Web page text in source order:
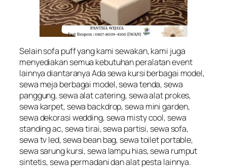
Selain sofa puff yang kami sewakan, kami juga
menyediakan semua kebutuhan peralatan event
lainnya diantaranya Ada sewa kursi berbagai model,
sewa meja berbagai model, sewa tenda, sewa
panggung, sewa alat catering, sewa alat prokes,
sewa karpet, sewa backdrop, sewa mini garden,
sewa dekorasi wedding, sewa misty cool, sewa
standing ac, sewa tirai, sewa partisi, sewa sofa,
sewa tv led, sewa bean bag, sewa toilet portable,
sewa sarung kursi, sewa lampu hias, sewa rumput
sintetis, sewa permadani dan alat pesta lainnya.